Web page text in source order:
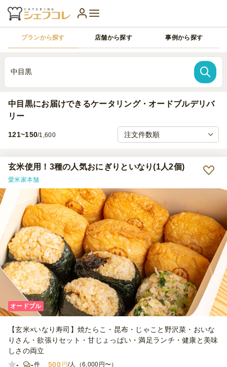
プランから探す 店舗から探す 事例から探す
中目黒
中目黒にお届けできるケータリング・オードブルデリバ
リー
121~150/1,600
玄米使用！3種の人気おにぎりといなり(1人2個)
愛米家本舗
オードブル
【玄米×いなり寿司】焼たらこ・昆布・じゃこと野沢菜・おいな
りさん・欲張りセット・甘じょっぱい・満足ランチ・健康と美味
しさの両立
-
-件 500 円/人（6,000円〜）